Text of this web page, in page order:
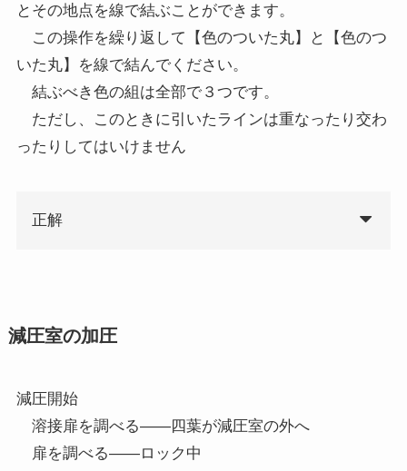
とその地点を線で結ぶことができます。
この操作を繰り返して【色のついた丸】と【色のつ
いた丸】を線で結んでください。
結ぶべき色の組は全部で３つです。
ただし、このときに引いたラインは重なったり交わ
ったりしてはいけません
正解
減圧室の加圧
減圧開始
溶接扉を調べる――四葉が減圧室の外へ
扉を調べる――ロック中